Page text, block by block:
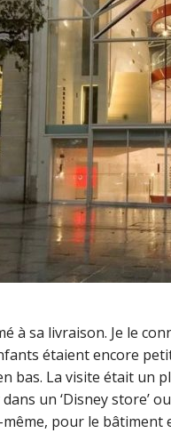
à sa livraison. Je le
étaient encore
bas. La visite était un
un ‘Disney store’
pour le